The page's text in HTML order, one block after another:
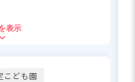
円
あり
表示
こども園